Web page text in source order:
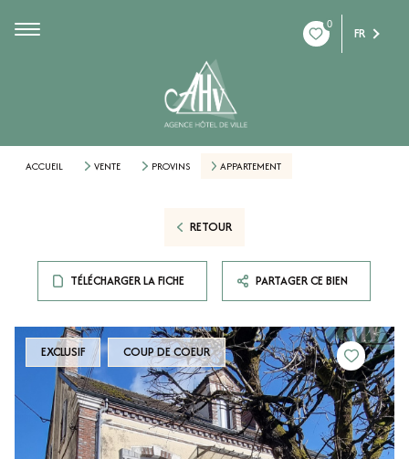
0
FR
ACCUEIL VENTE PROVINS APPARTEMENT
RETOUR
TÉLÉCHARGER LA FICHE PARTAGER CE BIEN
EXCLUSIF COUP DE COEUR